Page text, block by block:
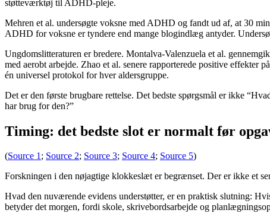
støtteværktøj til ADHD-pleje.
Mehren et al. undersøgte voksne med ADHD og fandt ud af, at 30
ADHD for voksne er tyndere end mange blogindlæg antyder.
Ungdomslitteraturen er bredere. Montalva-Valenzuela et al.
med aerobt arbejde. Zhao et al. senere rapporterede positive
én universel protokol for hver aldersgruppe.
Det er den første brugbare rettelse. Det bedste spørgsmål er ikke
har brug for den?”
Timing: det bedste slot er normalt før
(Source 1; Source 2; Source 3; Source 4; Source 5)
Forskningen i den nøjagtige klokkeslæt er begrænset. Der er ikke et
Hvad den nuværende evidens understøtter, er en praktisk slutning:
betyder det morgen, fordi skole, skrivebordsarbejde og